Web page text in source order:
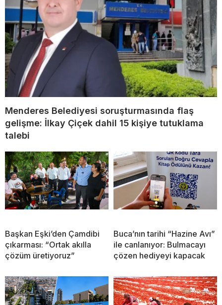
Menderes Belediyesi soruşturmasında flaş
gelişme: İlkay Çiçek dahil 15 kişiye tutuklama
talebi
Başkan Eşki’den Çamdibi
çıkarması: “Ortak akılla
çözüm üretiyoruz”
Buca’nın tarihi “Hazine Avı”
ile canlanıyor: Bulmacayı
çözen hediyeyi kapacak